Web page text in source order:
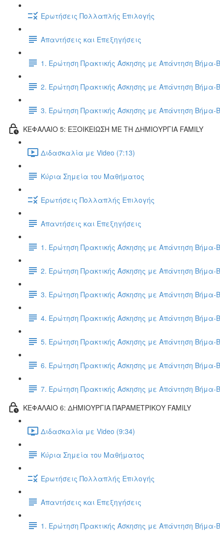
Ερωτήσεις Πολλαπλής Επιλογής
Απαντήσεις και Επεξηγήσεις
1. Ερώτηση Πρακτικής Άσκησης με Απάντηση Βήμα-
2. Ερώτηση Πρακτικής Άσκησης με Απάντηση Βήμα-
3. Ερώτηση Πρακτικής Άσκησης με Απάντηση Βήμα-
ΚΕΦΑΛΑΙΟ 5: ΕΞΟΙΚΕΙΩΣΗ ΜΕ ΤΗ ΔΗΜΙΟΥΡΓΙΑ FAMILY
Διδασκαλία με Video (7:13)
Κύρια Σημεία του Μαθήματος
Ερωτήσεις Πολλαπλής Επιλογής
Απαντήσεις και Επεξηγήσεις
1. Ερώτηση Πρακτικής Άσκησης με Απάντηση Βήμα-
2. Ερώτηση Πρακτικής Άσκησης με Απάντηση Βήμα-
3. Ερώτηση Πρακτικής Άσκησης με Απάντηση Βήμα-
4. Ερώτηση Πρακτικής Άσκησης με Απάντηση Βήμα-
5. Ερώτηση Πρακτικής Άσκησης με Απάντηση Βήμα-
6. Ερώτηση Πρακτικής Άσκησης με Απάντηση Βήμα-
7. Ερώτηση Πρακτικής Άσκησης με Απάντηση Βήμα-
ΚΕΦΑΛΑΙΟ 6: ΔΗΜΙΟΥΡΓΙΑ ΠΑΡΑΜΕΤΡΙΚΟΥ FAMILY
Διδασκαλία με Video (9:34)
Κύρια Σημεία του Μαθήματος
Ερωτήσεις Πολλαπλής Επιλογής
Απαντήσεις και Επεξηγήσεις
1. Ερώτηση Πρακτικής Άσκησης με Απάντηση Βήμα-